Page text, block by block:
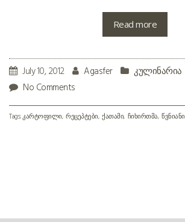
Read more
July 10, 2012 Agasfer
კულინარია
No Comments
Tags:კარტოფილი რეცეპტები ქათამი ჩიხირთმა წვნიანი